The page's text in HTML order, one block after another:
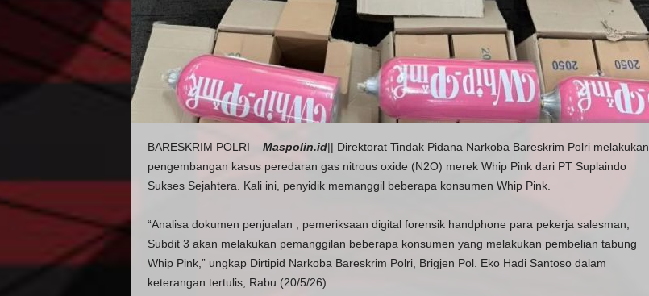
BARESKRIM POLRI – Maspolin.id|| Direktorat Tindak Pidana Narkoba Bareskrim Polri melakukan
pengembangan kasus peredaran gas nitrous oxide (N2O) merek Whip Pink dari PT Suplaindo
Sukses Sejahtera. Kali ini, penyidik memanggil beberapa konsumen Whip Pink.
“Analisa dokumen penjualan , pemeriksaan digital forensik handphone para pekerja salesman,
Subdit 3 akan melakukan pemanggilan beberapa konsumen yang melakukan pembelian tabung
Whip Pink,” ungkap Dirtipid Narkoba Bareskrim Polri, Brigjen Pol. Eko Hadi Santoso dalam
keterangan tertulis, Rabu (20/5/26).